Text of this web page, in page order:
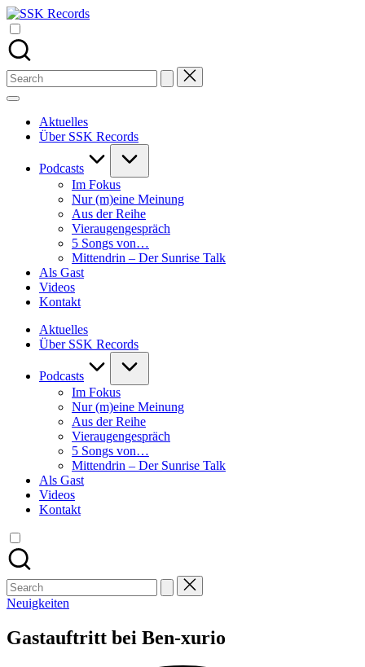
Skip
to
content
SSK
Alle
Podcasts
von
Stefan
Seefeldt
an
Search
for:
Aktuelles
Über SSK Records
Podcasts
Im Fokus
Nur (m)eine Meinung
Aus der Reihe
Vieraugengespräch
5 Songs von…
Mittendrin – Der Sunrise Talk
Als Gast
Videos
Kontakt
Aktuelles
Über SSK Records
Podcasts
Im Fokus
Nur (m)eine Meinung
Aus der Reihe
Vieraugengespräch
5 Songs von…
Mittendrin – Der Sunrise Talk
Als Gast
Videos
Kontakt
Search
for:
Posted
Neuigkeiten
Gastauftritt bei Ben-xurio